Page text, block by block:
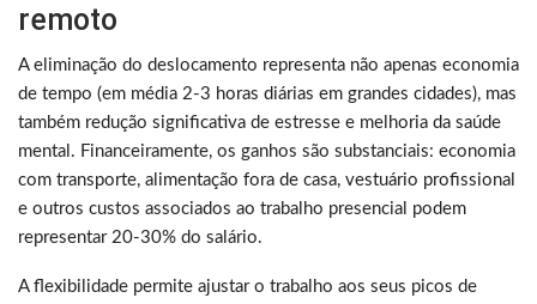
remoto
A eliminação do deslocamento representa não apenas economia
de tempo (em média 2-3 horas diárias em grandes cidades), mas
também redução significativa de estresse e melhoria da saúde
mental. Financeiramente, os ganhos são substanciais: economia
com transporte, alimentação fora de casa, vestuário profissional
e outros custos associados ao trabalho presencial podem
representar 20-30% do salário.
A flexibilidade permite ajustar o trabalho aos seus picos de